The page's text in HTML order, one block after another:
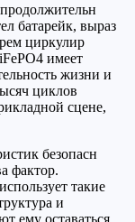
батарейк, выраз
циркулир
имеет
жизни и
циклов
сцене,
безопасн
фактор.
такие
и
ему оставаться